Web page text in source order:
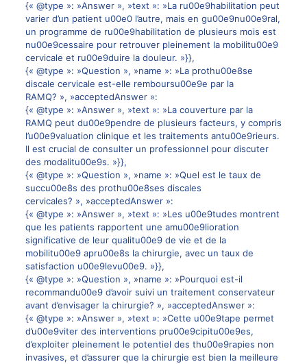
{« @type »: »Answer », »text »: »La ru00e9habilitation peut
varier d’un patient u00e0 l’autre, mais en gu00e9nu00e9ral,
un programme de ru00e9habilitation de plusieurs mois est
nu00e9cessaire pour retrouver pleinement la mobilitu00e9
cervicale et ru00e9duire la douleur. »}},
{« @type »: »Question », »name »: »La prothu00e8se
discale cervicale est-elle remboursu00e9e par la
RAMQ? », »acceptedAnswer »:
{« @type »: »Answer », »text »: »La couverture par la
RAMQ peut du00e9pendre de plusieurs facteurs, y compris
l’u00e9valuation clinique et les traitements antu00e9rieurs.
Il est crucial de consulter un professionnel pour discuter
des modalitu00e9s. »}},
{« @type »: »Question », »name »: »Quel est le taux de
succu00e8s des prothu00e8ses discales
cervicales? », »acceptedAnswer »:
{« @type »: »Answer », »text »: »Les u00e9tudes montrent
que les patients rapportent une amu00e9lioration
significative de leur qualitu00e9 de vie et de la
mobilitu00e9 apru00e8s la chirurgie, avec un taux de
satisfaction u00e9levu00e9. »}},
{« @type »: »Question », »name »: »Pourquoi est-il
recommandu00e9 d’avoir suivi un traitement conservateur
avant d’envisager la chirurgie? », »acceptedAnswer »:
{« @type »: »Answer », »text »: »Cette u00e9tape permet
d’u00e9viter des interventions pru00e9cipitu00e9es,
d’exploiter pleinement le potentiel des thu00e9rapies non
invasives, et d’assurer que la chirurgie est bien la meilleure